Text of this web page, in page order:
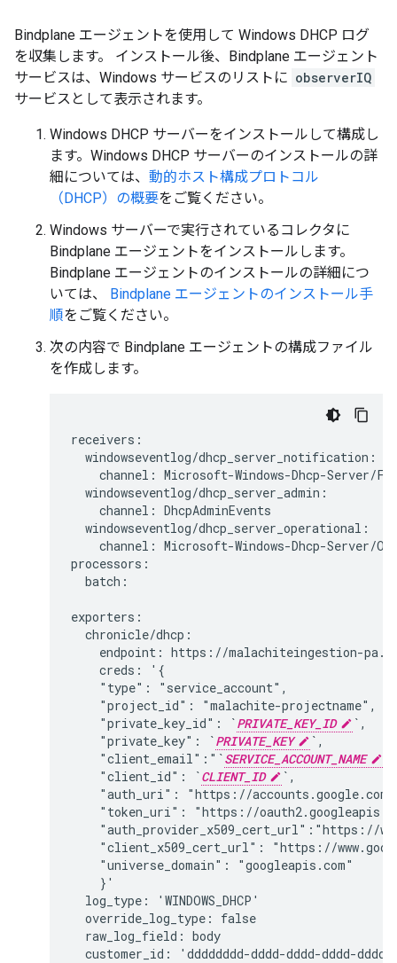
Bindplane エージェントを使用して Windows DHCP ログ
を収集します。 インストール後、Bindplane エージェント
サービスは、Windows サービスのリストに observerIQ
サービスとして表示されます。
Windows DHCP サーバーをインストールして構成し
ます。Windows DHCP サーバーのインストールの詳
細については、 動的ホスト構成プロトコル
（DHCP）の概要をご覧ください。
Windows サーバーで実行されているコレクタに
Bindplane エージェントをインストールします。
Bindplane エージェントのインストールの詳細につ
いては、 Bindplane エージェントのインストール手
順をご覧ください。
次の内容で Bindplane エージェントの構成ファイル
を作成します。
receivers:
  windowseventlog/dhcp_server_notification:
channel: Microsoft-Windows-Dhcp-Server/
  windowseventlog/dhcp_server_admin:
    channel: DhcpAdminEvents
  windowseventlog/dhcp_server_operational:
channel: Microsoft-Windows-Dhcp-Server/
processors:
  batch:
exporters:
  chronicle/dhcp:
endpoint: https://malachiteingestion-
    creds: '{
    "type": "service_account",
    "project_id": "malachite-projectname",
    "private_key_id": `
PRIVATE_KEY_ID
`,
    "private_key": `
PRIVATE_KEY
`,
    "client_email":"`
SERVICE_ACCOUNT_NAME
    "client_id": `
CLIENT_ID
`,
"auth_uri": "https://
"token_uri": "https://
"auth_provider_x509_cert_url":"https://
"client_x509_cert_url": "https://
    "universe_domain": "googleapis.com"
    }'
  log_type: 'WINDOWS_DHCP'
  override_log_type: false
  raw_log_field: body
customer_id: 'dddddddd-dddd-dddd-dddd-